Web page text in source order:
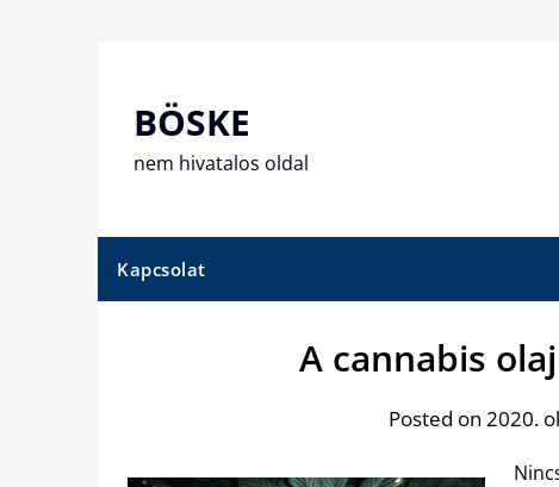
BÖSKE
nem hivatalos oldal
Kapcsolat
A cannabis
Posted on 2020.